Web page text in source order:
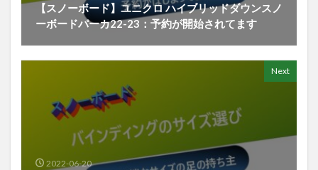
【スノーボード】ユニクロ ハイブリッドダウンスノ
ーボードパーカ22-23：予約が開始されてます
Next
2022-06-20